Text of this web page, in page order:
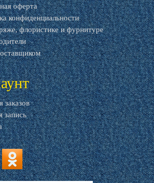
оферта
конфиденциальности
флористике и фурнитуре
заказов
запись
ok.ru